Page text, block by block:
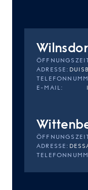
ADRESSE :
E-MAIL:
ADRESSE :